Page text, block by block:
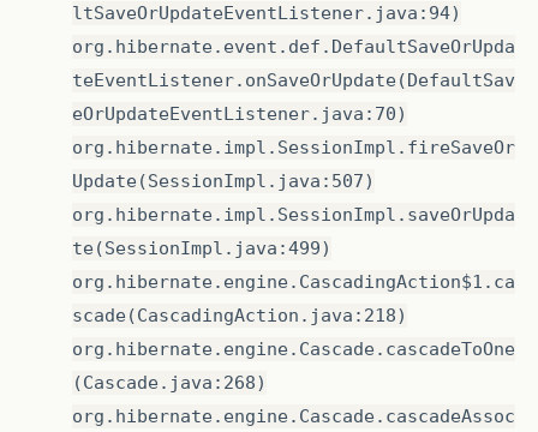
ltSaveOrUpdateEventListener.java:94)
org.hibernate.event.def.DefaultSaveOrUpda
teEventListener.onSaveOrUpdate(DefaultSav
eOrUpdateEventListener.java:70)
org.hibernate.impl.SessionImpl.fireSaveOr
Update(SessionImpl.java:507)
org.hibernate.impl.SessionImpl.saveOrUpda
te(SessionImpl.java:499)
org.hibernate.engine.CascadingAction$1.ca
scade(CascadingAction.java:218)
org.hibernate.engine.Cascade.cascadeToOne
(Cascade.java:268)
org.hibernate.engine.Cascade.cascadeAssoc